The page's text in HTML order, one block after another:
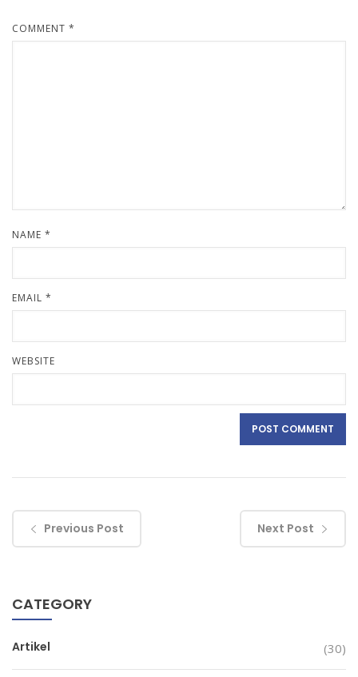
COMMENT *
NAME *
EMAIL *
WEBSITE
Previous Post Next Post
CATEGORY
Artikel (30)